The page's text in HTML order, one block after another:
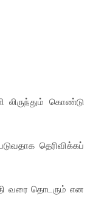
லிருந்‌தும் கொண்டு
தெரிவிக்கப்
வரை தொடரும் என